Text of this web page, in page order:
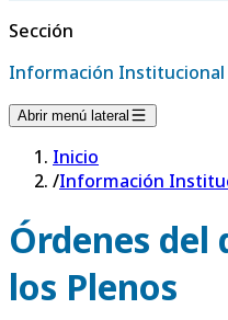
Sección
Información Institucional
Abrir menú lateral
Inicio
/Información
Órdenes del
los Plenos